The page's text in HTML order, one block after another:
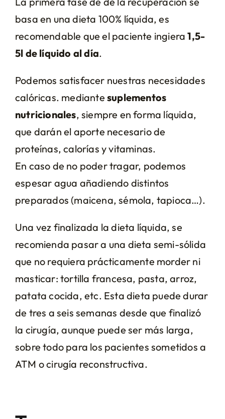
basa en una dieta 100% líquida, es
recomendable que el paciente ingiera1,5-
5l de líquido al día.
Podemos satisfacer nuestras necesidades
calóricas. mediante suplementos
nutricionales, siempre en forma líquida,
que darán el aporte necesario de
proteínas, calorías y vitaminas.
En caso de no poder tragar, podemos
espesar agua añadiendo distintos
preparados (maicena, sémola, tapioca…).
Una vez finalizada la dieta líquida, se
recomienda pasar a una dieta semi-sólida
que no requiera prácticamente morder ni
masticar: tortilla francesa, pasta, arroz,
patata cocida, etc. Esta dieta puede durar
de tres a seis semanas desde que finalizó
la cirugía, aunque puede ser más larga,
sobre todo para los pacientes sometidos a
ATM o cirugía reconstructiva.